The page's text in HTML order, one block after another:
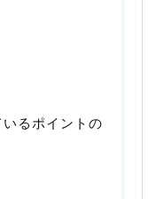
るポイントの